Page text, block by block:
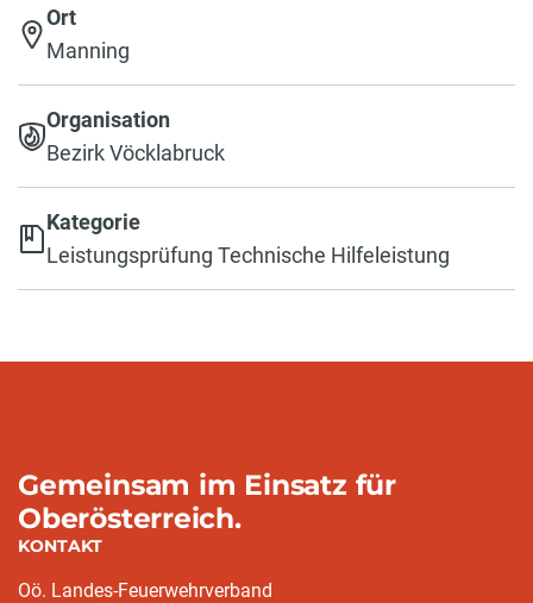
Ort
Manning
Organisation
Bezirk Vöcklabruck
Kategorie
Leistungsprüfung Technische Hilfeleistung
Gemeinsam im Einsatz für
Oberösterreich.
KONTAKT
Oö. Landes-Feuerwehrverband